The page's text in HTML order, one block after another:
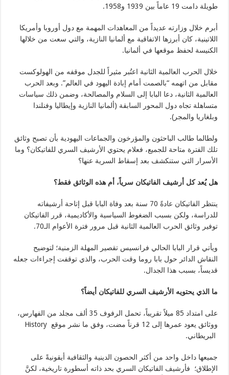
طويلة دامت 19 عاماً بين 1939 و1958.
أبرم خلال وزارته عديداً من المعاهدات المهمة مع دول أوروبا وأمريكا
اللاتينية، كان أبرزها الاتفاقية مع ألمانيا النازية، والتي سعت من خلالها
الكنيسة لحفظ موقعها في ألمانيا.
خلال الحرب العالمية الثانية اعتُبر مثيراً للجدل موقفه من الهولوكست
مقابل من اتهمه “بالصمت أمام إبادة اليهود في العالم”. وبعد الحرب
العالمية الثانية، دعا البابا إلى السلام والمصالحة، وضمن ذلك سياسات
متساهلة تجاه دول المحور السابقة (ألمانيا النازية وإيطاليا وفنلندا
وبلغاريا والمجر).
ولطالما طالب الباحثون والمؤرخون والجماعات اليهودية بأن تصبح وثائق
تلك الفترة متاحة للجميع، فعلام يحتوي الأرشيف السري للفاتيكان؟ وما
الأسرار التي ستنكشف بعد إسقاط السرية عنها؟
هل يُعد كل أرشيف الفاتيكان سرياً، أم هذه الوثائق فقط؟
ينتظر الفاتيكان عادةً 70 سنة بعد وفاة البابا قبل إتاحة أرشيفاته
للدراسة، ولكن بسبب الضغوط السياسية والأكاديمية، قرر الفاتيكان
توفير وثائق الحرب العالمية الثانية قبل مرور فترة الأعوام الـ70.
ويأتي قرار البابا الحالي فرانسيس تقصير المهلة الزمنية؛ لتوضيح
النقاش الدائر حول بابا روما وقت الحرب، والذي توقفت إجراءات جعله
قديساً، بسبب هذا الجدال.
ما الذي يحتويه الأرشيف السري للفاتيكان أيضاً؟
على امتداد 85 ميلاً تقريباً، تحمل الرفوف 35 ألف مجلد من الفهارس،
ووثائق يعود عمرها إلى 12 قرناً مضت، وفق ما نشر موقع History
البريطاني.
جميعها داخل واحد من أكثر الحصون الدينية والثقافية أيقونيةً على
الإطلاق؛ فأرشيف الفاتيكان السري بحد ذاته أسطورة تاريخية، لكنَّ